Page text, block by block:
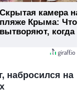
Скрытая камера на
пляже Крыма: Что
вытворяют, когда
набросился на